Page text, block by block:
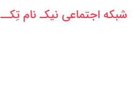
شبکه‌ اجتماعی نیکـ نام تِکــ